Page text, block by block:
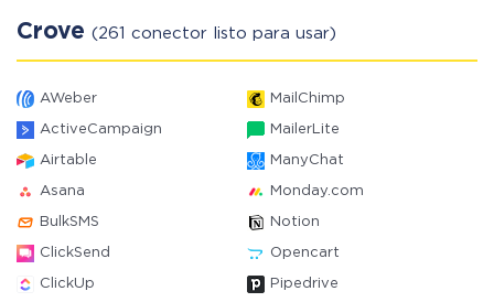
Crove (261 conector listo para usar)
AWeber MailChimp
ActiveCampaign MailerLite
Airtable ManyChat
Asana Monday.com
BulkSMS Notion
ClickSend Opencart
ClickUp Pipedrive